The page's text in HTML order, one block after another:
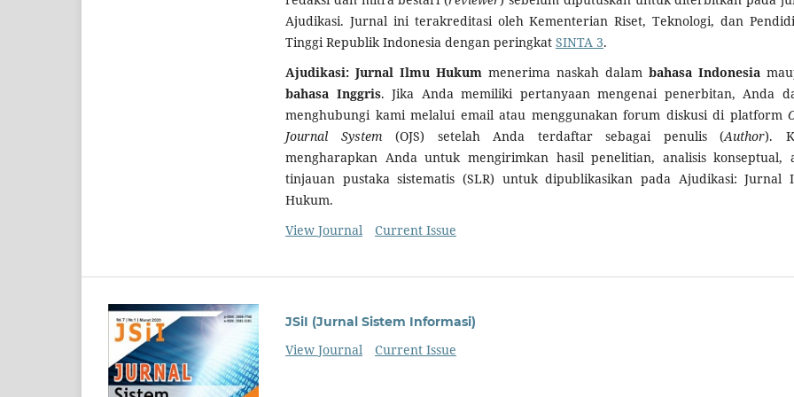
Ajudikasi. Jurnal ini terakreditasi oleh Kementerian Riset, Teknologi, dan
Tinggi Republik Indonesia dengan peringkat SINTA 3.
Ajudikasi: Jurnal Ilmu Hukum menerima naskah dalam bahasa Indonesia
bahasa Inggris. Jika Anda memiliki pertanyaan mengenai penerbitan, Anda
menghubungi kami melalui email atau menggunakan forum diskusi di platform
Journal System (OJS) setelah Anda terdaftar sebagai penulis (Author).
mengharapkan Anda untuk mengirimkan hasil penelitian, analisis konseptual,
tinjauan pustaka sistematis (SLR) untuk dipublikasikan pada Ajudikasi: Jurnal
Hukum.
View Journal
Current Issue
JSiI (Jurnal Sistem Informasi)
View Journal Current Issue